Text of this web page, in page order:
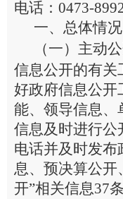
电话： 0473-
一、总体情况
（一）主动
信息公开的有关
好政府信息公开
能、领导信息、
信息及时进行公
电话并及时发布
息、预决算公开
开”相关信息37